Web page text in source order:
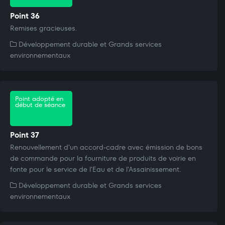
Point 36
Remises gracieuses.
Développement durable et Grands services
environnementaux
Point adopté en
début de séance
Point 37
Renouvellement d'un accord-cadre avec émission de bons
de commande pour la fourniture de produits de voirie en
fonte pour le service de l'Eau et de l'Assainissement.
Développement durable et Grands services
environnementaux